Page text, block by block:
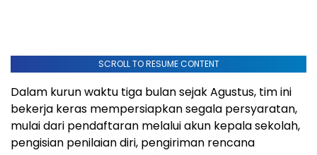
SCROLL TO RESUME CONTENT
Dalam kurun waktu tiga bulan sejak Agustus, tim ini
bekerja keras mempersiapkan segala persyaratan,
mulai dari pendaftaran melalui akun kepala sekolah,
pengisian penilaian diri, pengiriman rencana